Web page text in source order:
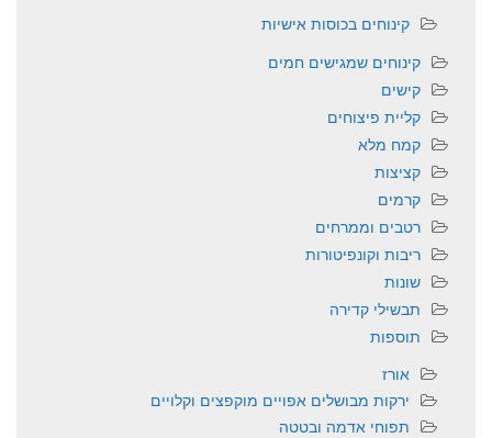
קינוחים בכוסות אישיות
קינוחים שמגישים חמים
קישים
קליית פיצוחים
קמח מלא
קציצות
קרמים
רטבים וממרחים
ריבות וקונפיטורות
שונות
תבשילי קדירה
תוספות
אורז
ירקות מבושלים אפויים מוקפצים וקלויים
תפוחי אדמה ובטטה